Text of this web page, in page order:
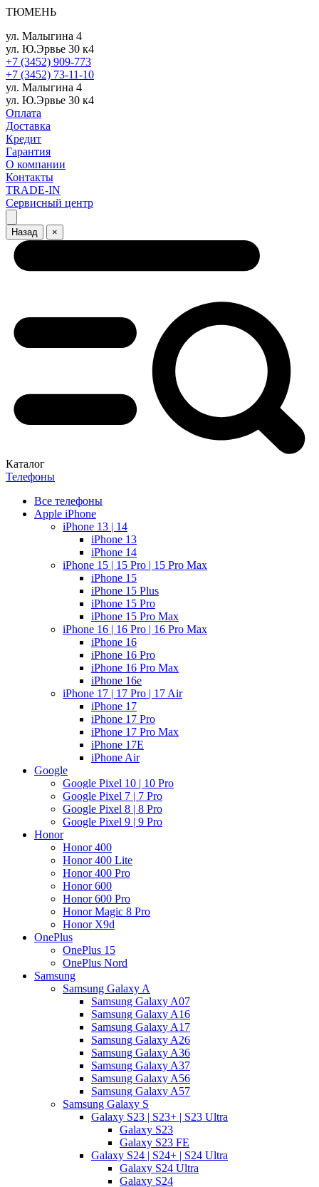
ТЮМЕНЬ
ул. Малыгина 4
ул. Ю.Эрвье 30 к4
+7 (3452) 909-773
+7 (3452) 73-11-10
ул. Малыгина 4
ул. Ю.Эрвье 30 к4
Оплата
Доставка
Кредит
Гарантия
О компании
Контакты
TRADE-IN
Сервисный центр
Назад ×
Каталог
Телефоны
Все телефоны
Apple iPhone
iPhone 13 | 14
iPhone 13
iPhone 14
iPhone 15 | 15 Pro | 15 Pro Max
iPhone 15
iPhone 15 Plus
iPhone 15 Pro
iPhone 15 Pro Max
iPhone 16 | 16 Pro | 16 Pro Max
iPhone 16
iPhone 16 Pro
iPhone 16 Pro Max
iPhone 16e
iPhone 17 | 17 Pro | 17 Air
iPhone 17
iPhone 17 Pro
iPhone 17 Pro Max
iPhone 17E
iPhone Air
Google
Google Pixel 10 | 10 Pro
Google Pixel 7 | 7 Pro
Google Pixel 8 | 8 Pro
Google Pixel 9 | 9 Pro
Honor
Honor 400
Honor 400 Lite
Honor 400 Pro
Honor 600
Honor 600 Pro
Honor Magic 8 Pro
Honor X9d
OnePlus
OnePlus 15
OnePlus Nord
Samsung
Samsung Galaxy A
Samsung Galaxy A07
Samsung Galaxy A16
Samsung Galaxy A17
Samsung Galaxy A26
Samsung Galaxy A36
Samsung Galaxy A37
Samsung Galaxy A56
Samsung Galaxy A57
Samsung Galaxy S
Galaxy S23 | S23+ | S23 Ultra
Galaxy S23
Galaxy S23 FE
Galaxy S24 | S24+ | S24 Ultra
Galaxy S24 Ultra
Galaxy S24